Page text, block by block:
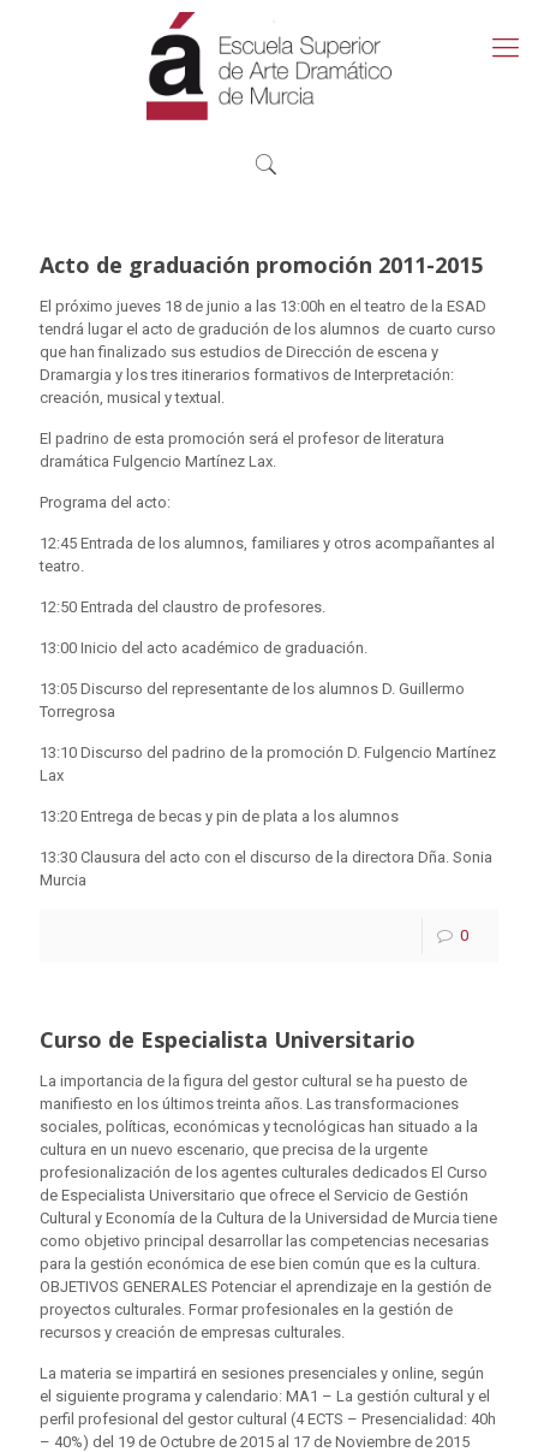
Acto de graduación promoción 2011-2015
El próximo jueves 18 de junio a las 13:00h en el teatro de la ESAD
tendrá lugar el acto de gradución de los alumnos de cuarto curso
que han finalizado sus estudios de Dirección de escena y
Dramargia y los tres itinerarios formativos de Interpretación:
creación, musical y textual.
El padrino de esta promoción será el profesor de literatura
dramática Fulgencio Martínez Lax.
Programa del acto:
12:45 Entrada de los alumnos, familiares y otros acompañantes al
teatro.
12:50 Entrada del claustro de profesores.
13:00 Inicio del acto académico de graduación.
13:05 Discurso del representante de los alumnos D. Guillermo
Torregrosa
13:10 Discurso del padrino de la promoción D. Fulgencio Martínez
Lax
13:20 Entrega de becas y pin de plata a los alumnos
13:30 Clausura del acto con el discurso de la directora Dña. Sonia
Murcia
0
Curso de Especialista Universitario
La importancia de la figura del gestor cultural se ha puesto de
manifiesto en los últimos treinta años. Las transformaciones
sociales, políticas, económicas y tecnológicas han situado a la
cultura en un nuevo escenario, que precisa de la urgente
profesionalización de los agentes culturales dedicados El Curso
de Especialista Universitario que ofrece el Servicio de Gestión
Cultural y Economía de la Cultura de la Universidad de Murcia tiene
como objetivo principal desarrollar las competencias necesarias
para la gestión económica de ese bien común que es la cultura.
OBJETIVOS GENERALES Potenciar el aprendizaje en la gestión de
proyectos culturales. Formar profesionales en la gestión de
recursos y creación de empresas culturales.
La materia se impartirá en sesiones presenciales y online, según
el siguiente programa y calendario: MA1 – La gestión cultural y el
perfil profesional del gestor cultural (4 ECTS – Presencialidad: 40h
– 40%) del 19 de Octubre de 2015 al 17 de Noviembre de 2015